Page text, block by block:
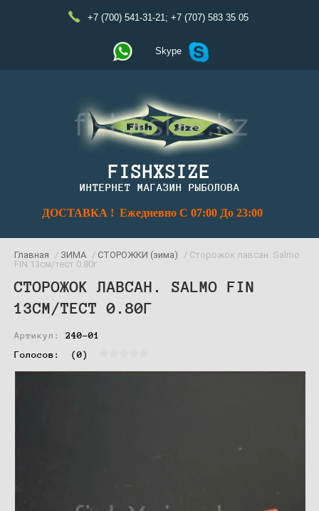
+7 (700) 541-31-21; +7 (707) 583 35 05
Skype
FISHXSIZE
ИНТЕРНЕТ МАГАЗИН РЫБОЛОВА
ДОСТАВКА ! Ежедневно С 07:00 До 23:00
Главная / ЗИМА / СТОРОЖКИ (зима)
/ Сторожок лавсан. Salmo
FIN 13см/тест 0.80г
СТОРОЖОК ЛАВСАН. SALMO FIN
13СМ/ТЕСТ 0.80Г
Артикул:
240-01
Голосов: (0)